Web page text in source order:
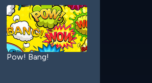
Pow! Bang!